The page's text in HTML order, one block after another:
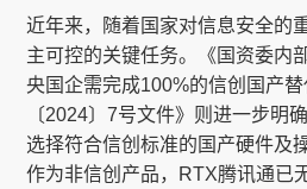
近年来，随着国家对信息安全的
主可控的关键任务。《国资委内
央国企需完成100%的信创国产
〔2024〕7号文件》则进一步明
选择符合信创标准的国产硬件及
作为非信创产品，RTX腾讯通已